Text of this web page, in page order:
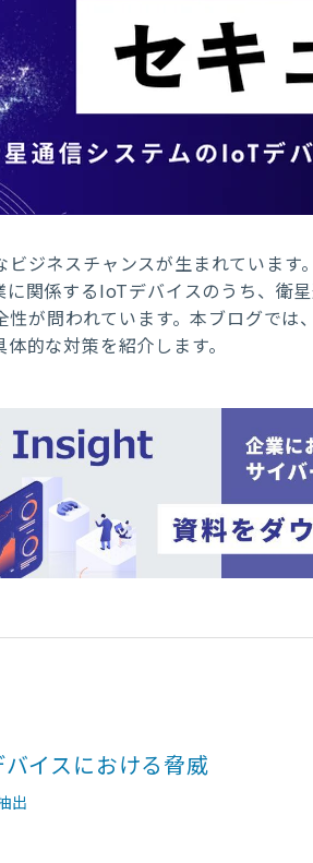
ジネスチャンスが生まれています
関係するIoTデバイスのうち、衛
が問われています。本ブログでは
的な対策を紹介します。
イスにおける脅威
出